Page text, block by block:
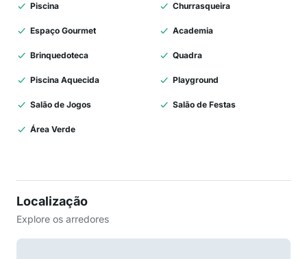
Piscina Churrasqueira
Espaço Gourmet Academia
Brinquedoteca Quadra
Piscina Aquecida Playground
Salão de Jogos Salão de Festas
Área Verde
Localização
Explore os arredores